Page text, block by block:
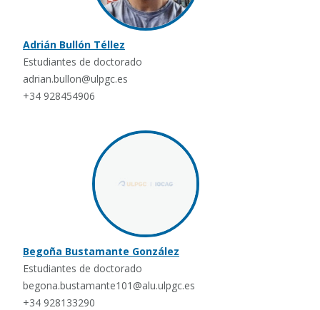
Adrián Bullón Téllez
Estudiantes de doctorado
adrian.bullon@ulpgc.es
+34 928454906
Begoña Bustamante González
Estudiantes de doctorado
begona.bustamante101@alu.ulpgc.es
+34 928133290